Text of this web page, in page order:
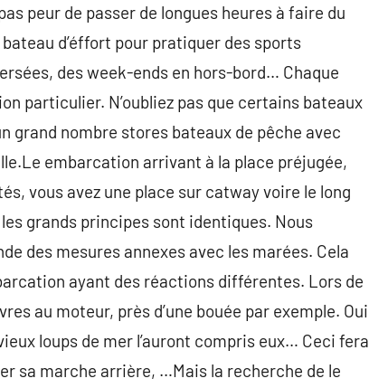
peur de passer de longues heures à faire du
d’éffort pour pratiquer des sports
des week-ends en hors-bord… Chaque
particulier. N’oubliez pas que certains bateaux
grand nombre stores bateaux de pêche avec
embarcation arrivant à la place préjugée,
vous avez une place sur catway voire le long
les grands principes sont identiques. Nous
des mesures annexes avec les marées. Cela
ayant des réactions différentes. Lors de
au moteur, près d’une bouée par exemple. Oui
loups de mer l’auront compris eux… Ceci fera
sa marche arrière, …Mais la recherche de le